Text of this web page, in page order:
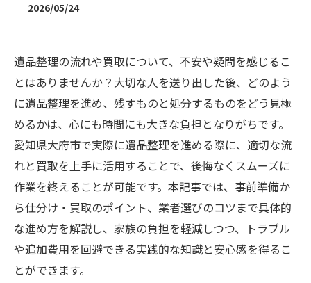
2026/05/24
遺品整理の流れや買取について、不安や疑問を感じるこ
とはありませんか？大切な人を送り出した後、どのよう
に遺品整理を進め、残すものと処分するものをどう見極
めるかは、心にも時間にも大きな負担となりがちです。
愛知県大府市で実際に遺品整理を進める際に、適切な流
れと買取を上手に活用することで、後悔なくスムーズに
作業を終えることが可能です。本記事では、事前準備か
ら仕分け・買取のポイント、業者選びのコツまで具体的
な進め方を解説し、家族の負担を軽減しつつ、トラブル
や追加費用を回避できる実践的な知識と安心感を得るこ
とができます。